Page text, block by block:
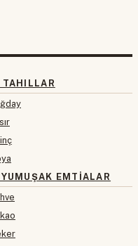
TAHILLAR
YUMUŞAK EMTIALAR